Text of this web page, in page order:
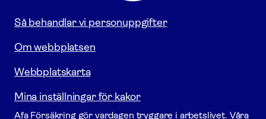
Så behandlar vi personuppgifter
Om webbplatsen
Webbplatskarta
Mina inställningar för kakor
Afa För­säkring gör vardagen tryggare i arbetslivet. Våra